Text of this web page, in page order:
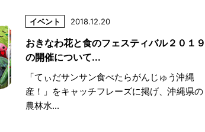
イベント 2018.12.20
おきなわ花と食のフェスティバル２０１９
の開催について...
「てぃだサンサン食べたらがんじゅう沖縄
産！」をキャッチフレーズに掲げ、沖縄県の
農林水...